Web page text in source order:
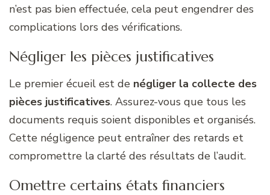
n’est pas bien effectuée, cela peut engendrer des
complications lors des vérifications.
Négliger les pièces justificatives
Le premier écueil est de négliger la collecte des
pièces justificatives. Assurez-vous que tous les
documents requis soient disponibles et organisés.
Cette négligence peut entraîner des retards et
compromettre la clarté des résultats de l’audit.
Omettre certains états financiers